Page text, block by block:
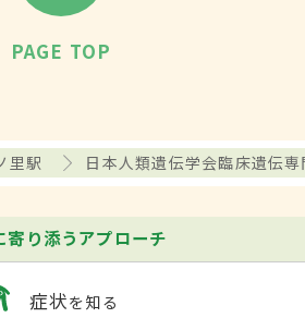
PAGE TOP
里駅 日本人類遺伝学会臨床遺伝
寄り添うアプローチ
症状を知る